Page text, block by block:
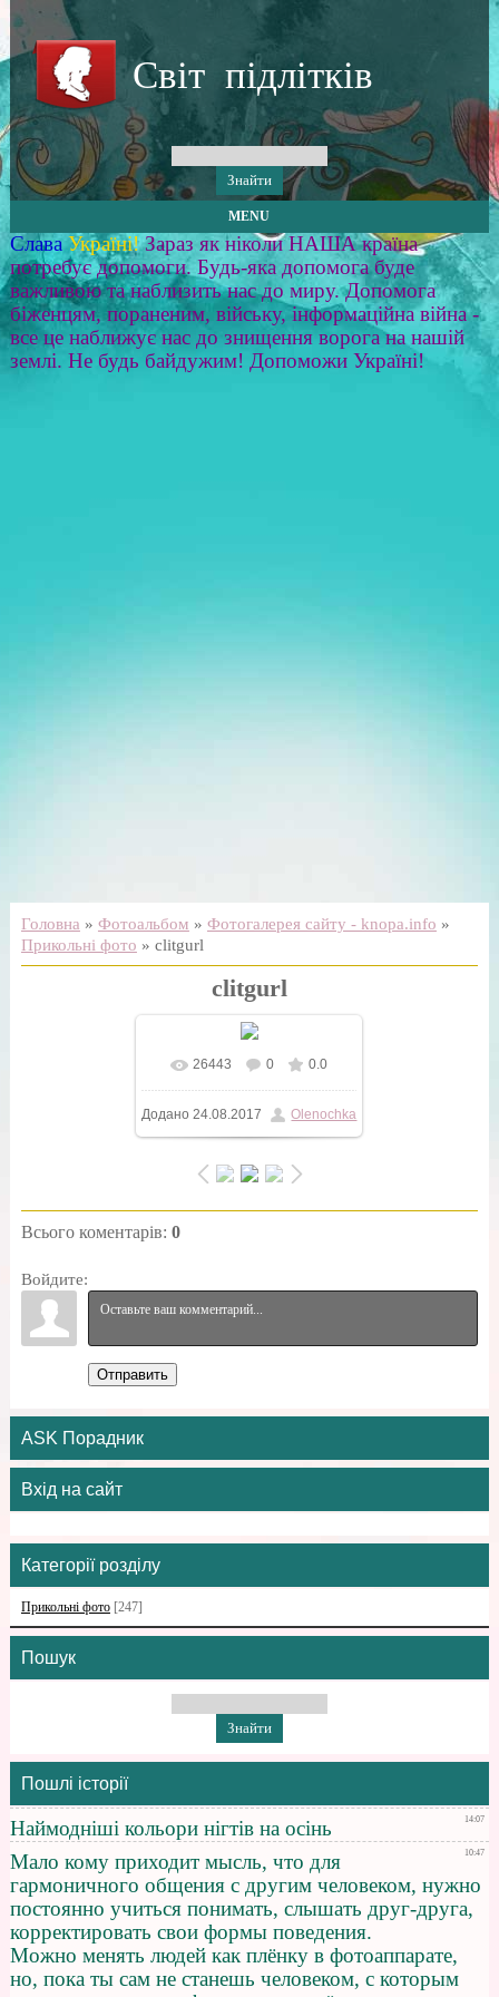
Світ підлітків
MENU
Слава Україні! Зараз як ніколи НАША країна
потребує допомоги. Будь-яка допомога буде
важливою та наблизить нас до миру. Допомога
біженцям, пораненим, війську, інформаційна війна -
все це наближує нас до знищення ворога на нашій
землі. Не будь байдужим! Допоможи Україні!
Головна » Фотоальбом » Фотогалерея сайту - knopa.info »
Прикольні фото » clitgurl
clitgurl
У реальному розмірі
600x399/ 32.3Kb
26443 0 0.0
Додано 24.08.2017 Olenochka
Всього коментарів: 0
Войдите:
Отправить
ASK Порадник
Вхід на сайт
Категорії розділу
Прикольні фото [247]
Пошук
Пошлі історії